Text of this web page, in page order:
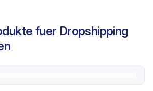
fuer Dropshipping